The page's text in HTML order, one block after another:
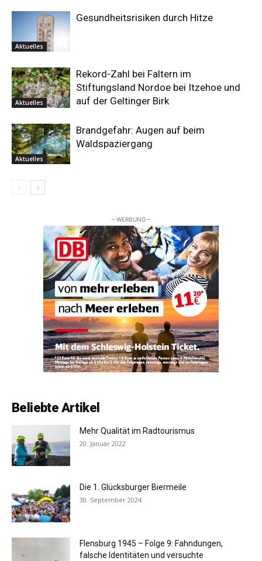
Aktuelles
Gesundheitsrisiken durch Hitze
Aktuelles
Rekord-Zahl bei Faltern im
Stiftungsland Nordoe bei Itzehoe und
auf der Geltinger Birk
Aktuelles
Brandgefahr: Augen auf beim
Waldspaziergang
– WERBUNG –
Beliebte Artikel
Mehr Qualität im Radtourismus
20. Januar 2022
Die 1. Glücksburger Biermeile
30. September 2024
Flensburg 1945 – Folge 9: Fahndungen,
falsche Identitäten und versuchte